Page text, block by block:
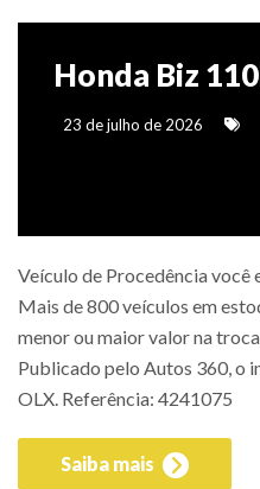
Honda Biz
23 de julho de 2026
Veículo de Procedência você
Mais de 800 veículos em
menor ou maior valor na
Publicado pelo Autos 360, o
OLX. Referência: 4241075
Saiba mais